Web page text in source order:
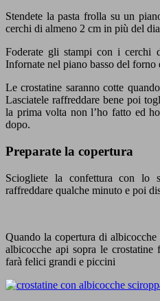
Stendete la pasta frolla su un
cerchi di almeno 2 cm in più del
Foderate gli stampi con i cerchi
Infornate nel piano basso del
Le crostatine saranno cotte
Lasciatele raffreddare bene poi
la prima volta non l’ho fatto ed
dopo.
Preparate la copertura
Sciogliete la confettura con lo
raffreddare qualche minuto e poi
Quando la copertura di
albicocche api sopra le
farà felici grandi e piccini